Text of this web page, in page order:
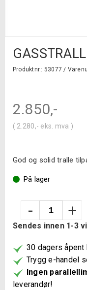
Produktnr.: 53077 /
2.850,-
( 2.280,- eks. mva )
God og solid tralle
På lager
Gasstralle
TIG
antall
- +
Sendes innen 1-3
30 dagers åpent
Trygg e-handel
Ingen
leverandør!